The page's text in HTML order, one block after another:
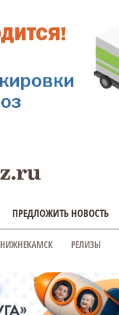
ПРЕДЛОЖИТЬ НОВОСТЬ
НИЖНЕКАМСК РЕЛИЗЫ